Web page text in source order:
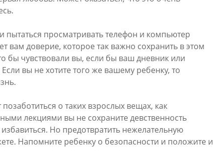
просматривать телефон и компьютер
вам доверие, которое так важно сохранить в этом
бы чувствовали вы, если бы ваш дневник или
вы не хотите того же вашему ребенку, то
о таких взрослых вещах, как
лекциями вы не сохраните девственность
Но предотвратить нежелательную
Напомните ребенку о безопасности и положите и